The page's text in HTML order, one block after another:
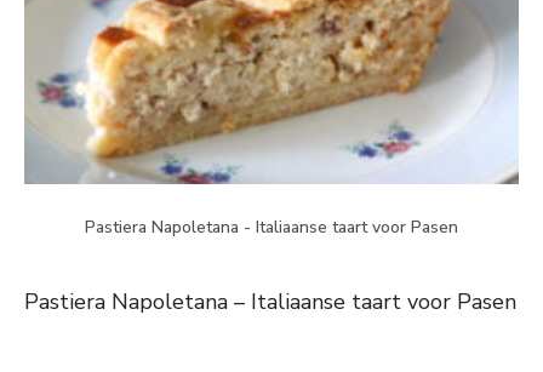
Pastiera Napoletana - Italiaanse taart voor Pasen
Pastiera Napoletana – Italiaanse taart voor Pasen